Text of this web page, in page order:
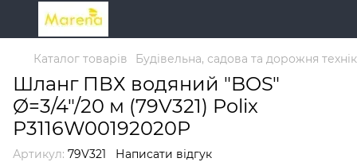
Каталог товарів Будівельна, садова та дорожня
Шланг ПВХ водяний "BOS"
Ø=3/4"/20 м (79V321) Polix
P3116W00192020P
Артикул: 79V321 Написати відгук